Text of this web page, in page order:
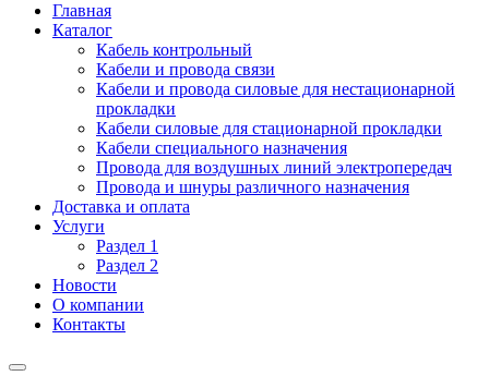
Главная
Каталог
Кабель контрольный
Кабели и провода связи
Кабели и провода силовые для нестационарной
прокладки
Кабели силовые для стационарной прокладки
Кабели специального назначения
Провода для воздушных линий электропередач
Провода и шнуры различного назначения
Доставка и оплата
Услуги
Раздел 1
Раздел 2
Новости
О компании
Контакты